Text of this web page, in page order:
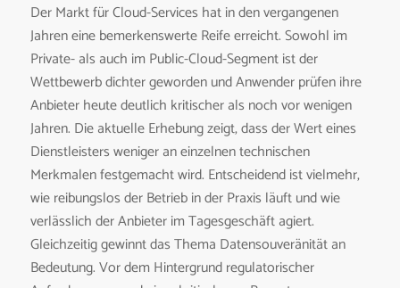
Der Markt für Cloud-Services hat in den vergangenen
Jahren eine bemerkenswerte Reife erreicht. Sowohl im
Private- als auch im Public-Cloud-Segment ist der
Wettbewerb dichter geworden und Anwender prüfen ihre
Anbieter heute deutlich kritischer als noch vor wenigen
Jahren. Die aktuelle Erhebung zeigt, dass der Wert eines
Dienstleisters weniger an einzelnen technischen
Merkmalen festgemacht wird. Entscheidend ist vielmehr,
wie reibungslos der Betrieb in der Praxis läuft und wie
verlässlich der Anbieter im Tagesgeschäft agiert.
Gleichzeitig gewinnt das Thema Datensouveränität an
Bedeutung. Vor dem Hintergrund regulatorischer